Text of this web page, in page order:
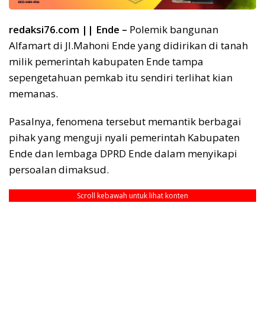
redaksi76.com || Ende – Polemik bangunan
Alfamart di Jl.Mahoni Ende yang didirikan di tanah
milik pemerintah kabupaten Ende tampa
sepengetahuan pemkab itu sendiri terlihat kian
memanas.
Pasalnya, fenomena tersebut memantik berbagai
pihak yang menguji nyali pemerintah Kabupaten
Ende dan lembaga DPRD Ende dalam menyikapi
persoalan dimaksud.
Scroll kebawah untuk lihat konten